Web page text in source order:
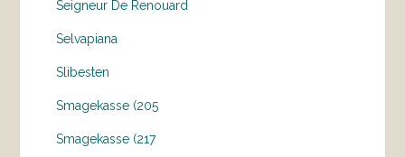
Seigneur De Renouard
Selvapiana
Slibesten
Smagekasse (205
Smagekasse (217